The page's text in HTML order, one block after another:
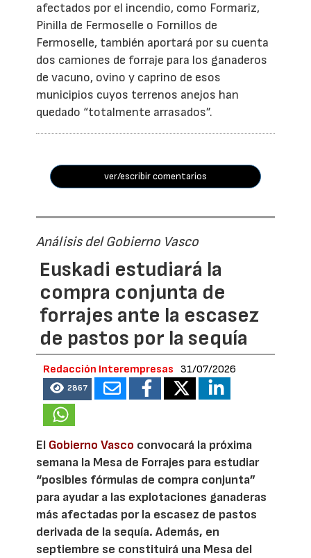
afectados por el incendio, como Formariz,
Pinilla de Fermoselle o Fornillos de
Fermoselle, también aportará por su cuenta
dos camiones de forraje para los ganaderos
de vacuno, ovino y caprino de esos
municipios cuyos terrenos anejos han
quedado “totalmente arrasados”.
ver/escribir comentarios
Análisis del Gobierno Vasco
Euskadi estudiará la
compra conjunta de
forrajes ante la escasez
de pastos por la sequía
Redacción Interempresas 31/07/2026
2867
El Gobierno Vasco convocará la próxima
semana la Mesa de Forrajes para estudiar
“posibles fórmulas de compra conjunta”
para ayudar a las explotaciones ganaderas
más afectadas por la escasez de pastos
derivada de la sequía. Además, en
septiembre se constituirá una Mesa del